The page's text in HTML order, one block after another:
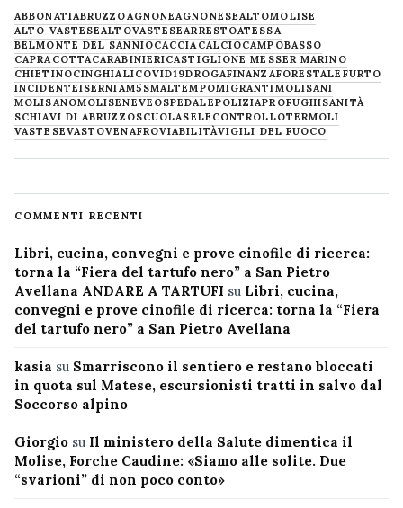
ABBONATIABRUZZOAGNONEAGNONESEALTOMOLISE
ALTO VASTESEALTOVASTESEARRESTOATESSA
BELMONTE DEL SANNIOCACCIACALCIOCAMPOBASSO
CAPRACOTTACARABINIERICASTIGLIONE MESSER MARINO
CHIETINOCINGHIALICOVID19DROGAFINANZAFORESTALE FURTO
INCIDENTEISERNIAM5SMALTEMPOMIGRANTIMOLISANI
MOLISANOMOLISENEVE OSPEDALEPOLIZIAPROFUGHISANITÀ
SCHIAVI DI ABRUZZOSCUOLASELECONTROLLOTERMOLI
VASTESEVASTOVENAFROVIABILITÀVIGILI DEL FUOCO
COMMENTI RECENTI
Libri, cucina, convegni e prove cinofile di ricerca:
torna la “Fiera del tartufo nero” a San Pietro
Avellana ANDARE A TARTUFI su Libri, cucina,
convegni e prove cinofile di ricerca: torna la “Fiera
del tartufo nero” a San Pietro Avellana
kasia su Smarriscono il sentiero e restano bloccati
in quota sul Matese, escursionisti tratti in salvo dal
Soccorso alpino
Giorgio su Il ministero della Salute dimentica il
Molise, Forche Caudine: «Siamo alle solite. Due
“svarioni” di non poco conto»